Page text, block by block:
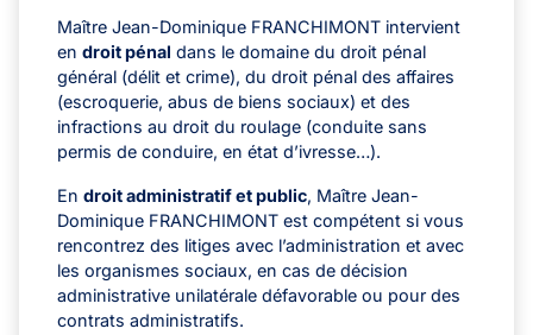
Maître Jean-Dominique FRANCHIMONT intervient
en droit pénal dans le domaine du droit pénal
général (délit et crime), du droit pénal des affaires
(escroquerie, abus de biens sociaux) et des
infractions au droit du roulage (conduite sans
permis de conduire, en état d’ivresse…).
En droit administratif et public, Maître Jean-
Dominique FRANCHIMONT est compétent si vous
rencontrez des litiges avec l’administration et avec
les organismes sociaux, en cas de décision
administrative unilatérale défavorable ou pour des
contrats administratifs.